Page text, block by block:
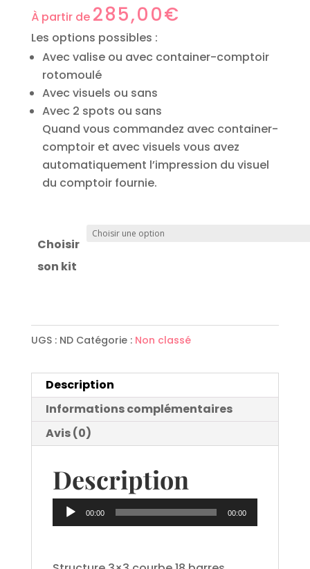
À partir de 285,00€
Les options possibles :
Avec valise ou avec container-comptoir
rotomoulé
Avec visuels ou sans
Avec 2 spots ou sans
Quand vous commandez avec container-
comptoir et avec visuels vous avez
automatiquement l’impression du visuel
du comptoir fournie.
Choisir
son kit
UGS : ND Catégorie : Non classé
Description
Informations complémentaires
Avis (0)
Description
Lecteur
audio
00:00 00:00